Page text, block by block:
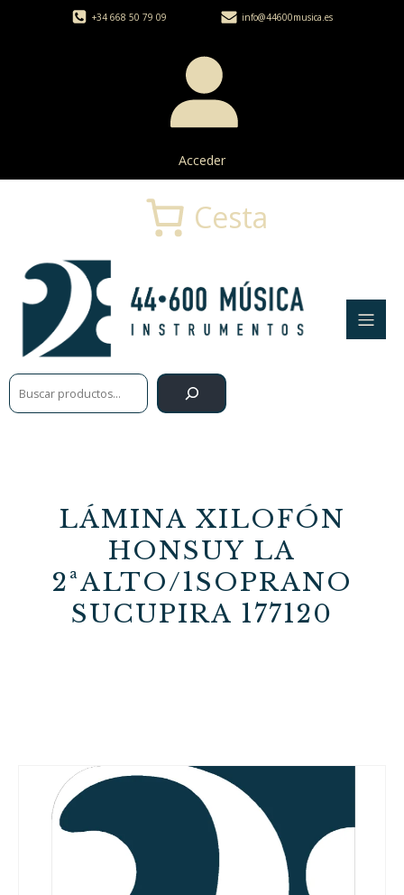
+34 668 50 79 09 info@44600musica.es
Acceder
Buscar
Cesta
LÁMINA XILOFÓN
HONSUY LA
2ªALTO/1SOPRANO
SUCUPIRA 177120